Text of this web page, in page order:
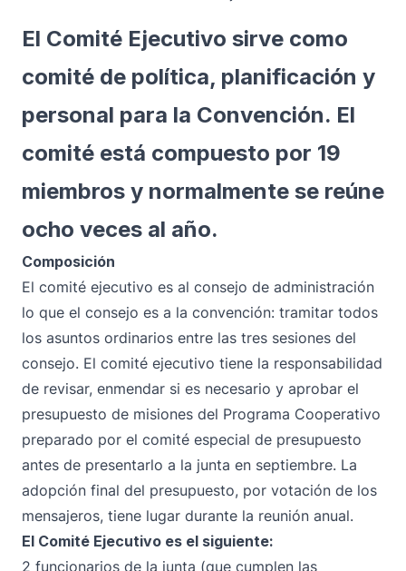
El Comité Ejecutivo sirve como
comité de política, planificación y
personal para la Convención. El
comité está compuesto por 19
miembros y normalmente se reúne
ocho veces al año.
Composición
El comité ejecutivo es al consejo de administración
lo que el consejo es a la convención: tramitar todos
los asuntos ordinarios entre las tres sesiones del
consejo. El comité ejecutivo tiene la responsabilidad
de revisar, enmendar si es necesario y aprobar el
presupuesto de misiones del Programa Cooperativo
preparado por el comité especial de presupuesto
antes de presentarlo a la junta en septiembre. La
adopción final del presupuesto, por votación de los
mensajeros, tiene lugar durante la reunión anual.
El Comité Ejecutivo es el siguiente:
2 funcionarios de la junta (que cumplen las